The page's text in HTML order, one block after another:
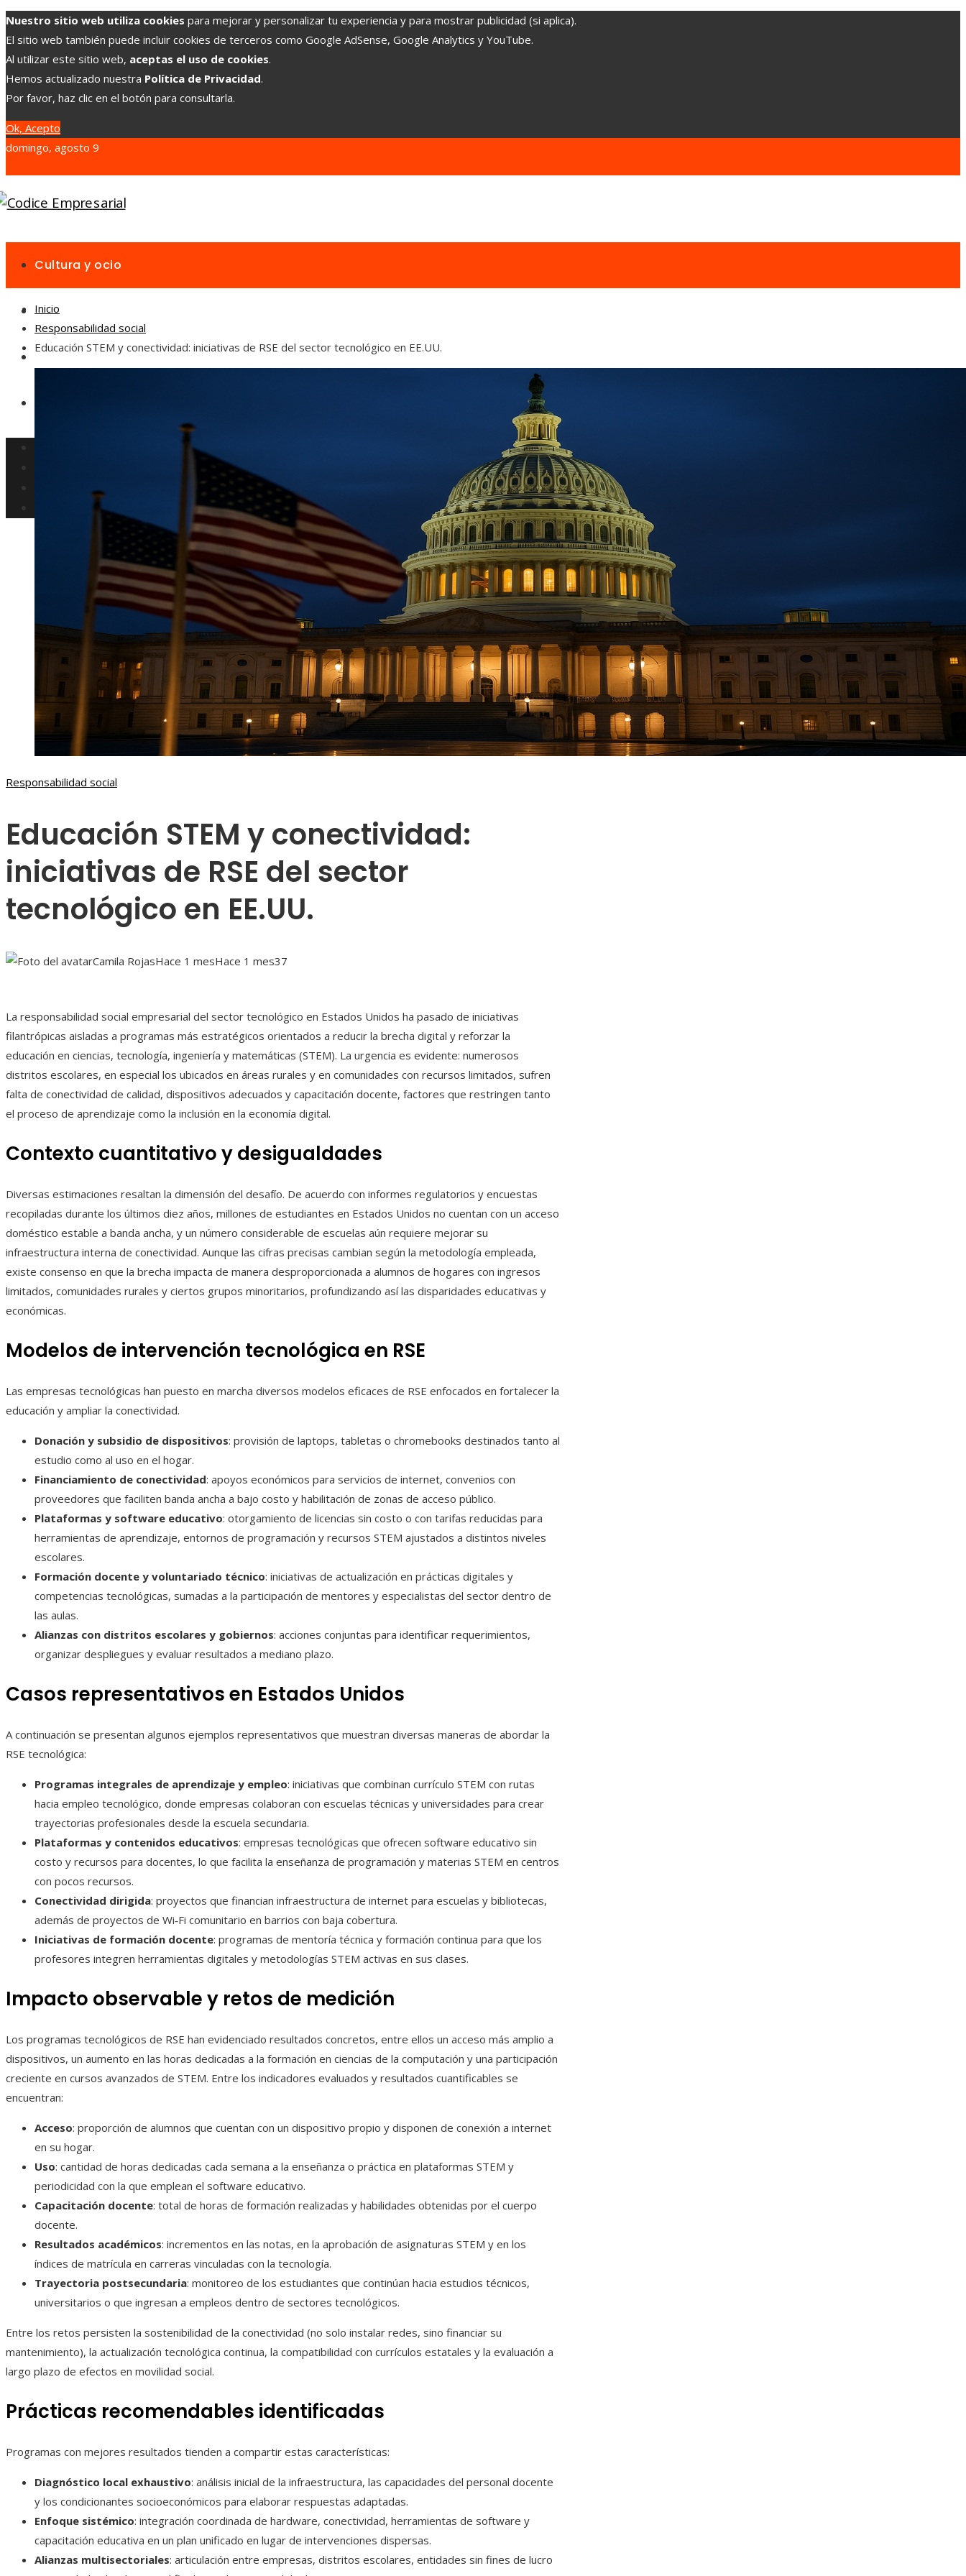
Nuestro sitio web utiliza cookies para mejorar y personalizar tu experiencia y para mostrar publicidad (si aplica).
El sitio web también puede incluir cookies de terceros como Google AdSense, Google Analytics y YouTube.
Al utilizar este sitio web, aceptas el uso de cookies.
Hemos actualizado nuestra Política de Privacidad.
Por favor, haz clic en el botón para consultarla.
Ok, Acepto
domingo, agosto 9
Cultura y ocio
Inversiones y negocios
Responsabilidad social
Responsabilidad social
Ciencia y tecnología
Inicio
Responsabilidad social
Educación STEM y conectividad: iniciativas de RSE del sector tecnológico en EE.UU.
Responsabilidad social
Educación STEM y conectividad:
iniciativas de RSE del sector
tecnológico en EE.UU.
Camila RojasHace 1 mesHace 1 mes37
La responsabilidad social empresarial del sector tecnológico en Estados Unidos ha pasado de iniciativas
filantrópicas aisladas a programas más estratégicos orientados a reducir la brecha digital y reforzar la
educación en ciencias, tecnología, ingeniería y matemáticas (STEM). La urgencia es evidente: numerosos
distritos escolares, en especial los ubicados en áreas rurales y en comunidades con recursos limitados, sufren
falta de conectividad de calidad, dispositivos adecuados y capacitación docente, factores que restringen tanto
el proceso de aprendizaje como la inclusión en la economía digital.
Contexto cuantitativo y desigualdades
Diversas estimaciones resaltan la dimensión del desafío. De acuerdo con informes regulatorios y encuestas
recopiladas durante los últimos diez años, millones de estudiantes en Estados Unidos no cuentan con un acceso
doméstico estable a banda ancha, y un número considerable de escuelas aún requiere mejorar su
infraestructura interna de conectividad. Aunque las cifras precisas cambian según la metodología empleada,
existe consenso en que la brecha impacta de manera desproporcionada a alumnos de hogares con ingresos
limitados, comunidades rurales y ciertos grupos minoritarios, profundizando así las disparidades educativas y
económicas.
Modelos de intervención tecnológica en RSE
Las empresas tecnológicas han puesto en marcha diversos modelos eficaces de RSE enfocados en fortalecer la
educación y ampliar la conectividad.
Donación y subsidio de dispositivos: provisión de laptops, tabletas o chromebooks destinados tanto al
estudio como al uso en el hogar.
Financiamiento de conectividad: apoyos económicos para servicios de internet, convenios con
proveedores que faciliten banda ancha a bajo costo y habilitación de zonas de acceso público.
Plataformas y software educativo: otorgamiento de licencias sin costo o con tarifas reducidas para
herramientas de aprendizaje, entornos de programación y recursos STEM ajustados a distintos niveles
escolares.
Formación docente y voluntariado técnico: iniciativas de actualización en prácticas digitales y
competencias tecnológicas, sumadas a la participación de mentores y especialistas del sector dentro de
las aulas.
Alianzas con distritos escolares y gobiernos: acciones conjuntas para identificar requerimientos,
organizar despliegues y evaluar resultados a mediano plazo.
Casos representativos en Estados Unidos
A continuación se presentan algunos ejemplos representativos que muestran diversas maneras de abordar la
RSE tecnológica:
Programas integrales de aprendizaje y empleo: iniciativas que combinan currículo STEM con rutas
hacia empleo tecnológico, donde empresas colaboran con escuelas técnicas y universidades para crear
trayectorias profesionales desde la escuela secundaria.
Plataformas y contenidos educativos: empresas tecnológicas que ofrecen software educativo sin
costo y recursos para docentes, lo que facilita la enseñanza de programación y materias STEM en centros
con pocos recursos.
Conectividad dirigida: proyectos que financian infraestructura de internet para escuelas y bibliotecas,
además de proyectos de Wi‑Fi comunitario en barrios con baja cobertura.
Iniciativas de formación docente: programas de mentoría técnica y formación continua para que los
profesores integren herramientas digitales y metodologías STEM activas en sus clases.
Impacto observable y retos de medición
Los programas tecnológicos de RSE han evidenciado resultados concretos, entre ellos un acceso más amplio a
dispositivos, un aumento en las horas dedicadas a la formación en ciencias de la computación y una participación
creciente en cursos avanzados de STEM. Entre los indicadores evaluados y resultados cuantificables se
encuentran:
Acceso: proporción de alumnos que cuentan con un dispositivo propio y disponen de conexión a internet
en su hogar.
Uso: cantidad de horas dedicadas cada semana a la enseñanza o práctica en plataformas STEM y
periodicidad con la que emplean el software educativo.
Capacitación docente: total de horas de formación realizadas y habilidades obtenidas por el cuerpo
docente.
Resultados académicos: incrementos en las notas, en la aprobación de asignaturas STEM y en los
índices de matrícula en carreras vinculadas con la tecnología.
Trayectoria postsecundaria: monitoreo de los estudiantes que continúan hacia estudios técnicos,
universitarios o que ingresan a empleos dentro de sectores tecnológicos.
Entre los retos persisten la sostenibilidad de la conectividad (no solo instalar redes, sino financiar su
mantenimiento), la actualización tecnológica continua, la compatibilidad con currículos estatales y la evaluación a
largo plazo de efectos en movilidad social.
Prácticas recomendables identificadas
Programas con mejores resultados tienden a compartir estas características:
Diagnóstico local exhaustivo: análisis inicial de la infraestructura, las capacidades del personal docente
y los condicionantes socioeconómicos para elaborar respuestas adaptadas.
Enfoque sistémico: integración coordinada de hardware, conectividad, herramientas de software y
capacitación educativa en un plan unificado en lugar de intervenciones dispersas.
Alianzas multisectoriales: articulación entre empresas, distritos escolares, entidades sin fines de lucro